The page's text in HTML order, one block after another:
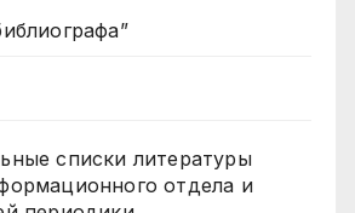
списки литературы
отдела и